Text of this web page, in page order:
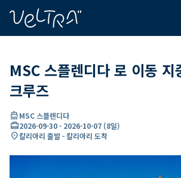
MSC 스플렌디다 로 이동 지
크루즈
directions_boatMSC 스플렌디다
card_travel2026-09-30- 2026-10-07 (8일)
location_on칼리아리 출발 - 칼리아리 도착